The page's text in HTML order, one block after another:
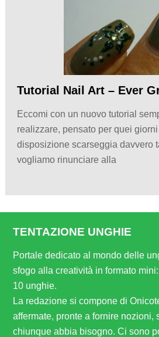
Tutorial Nail Art – Ever
Eccomi con un nuovo tutorial
realizzare, pensato per quei
disposizione scarseggia davvero
vogliamo rinunciare alla
TENTAZIONE UNGHIE
Portale dedicato al mondo delle
sfogo alla creatività in formato
10 unghie.
La redazione si compone di
affermate, pronte a fornire nozioni,
chiunque abbia bisogno. Ci sono